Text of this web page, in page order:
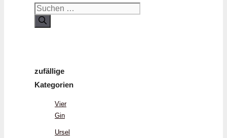
Suchen
nach:
zufällige
Kategorien
Vier
Gin
Ursel